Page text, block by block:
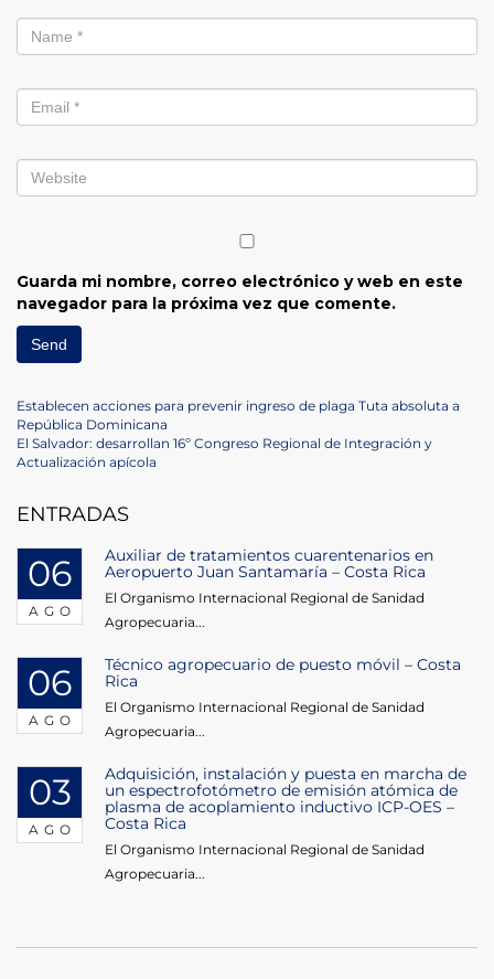
Guarda mi nombre, correo electrónico y web en este
navegador para la próxima vez que comente.
Navegación
de
Previous
Post
Establecen acciones para prevenir ingreso de plaga Tuta absoluta a
República Dominicana
Next
Post
El Salvador: desarrollan 16º Congreso Regional de Integración y
Actualización apícola
ENTRADAS
06
AGO
Auxiliar de tratamientos cuarentenarios en
Aeropuerto Juan Santamaría – Costa Rica
El Organismo Internacional Regional de Sanidad
Agropecuaria...
06
AGO
Técnico agropecuario de puesto móvil – Costa
Rica
El Organismo Internacional Regional de Sanidad
Agropecuaria...
03
AGO
Adquisición, instalación y puesta en marcha de
un espectrofotómetro de emisión atómica de
plasma de acoplamiento inductivo ICP-OES –
Costa Rica
El Organismo Internacional Regional de Sanidad
Agropecuaria...